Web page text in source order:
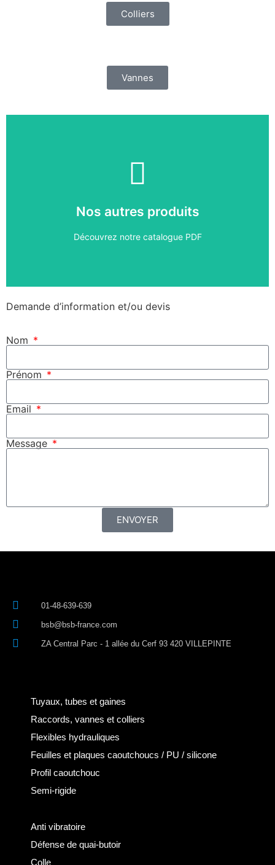
Colliers
Vannes
Nos autres produits
Découvrez notre catalogue PDF
Télécharger
Cliquez ici
Demande d’information et/ou devis
Nom
Prénom
Email
Message
ENVOYER
01-48-639-639
bsb@bsb-france.com
ZA Central Parc - 1 allée du Cerf 93 420 VILLEPINTE
Tuyaux, tubes et gaines
Raccords, vannes et colliers
Flexibles hydrauliques
Feuilles et plaques caoutchoucs / PU / silicone
Profil caoutchouc
Semi-rigide
Anti vibratoire
Défense de quai-butoir
Colle